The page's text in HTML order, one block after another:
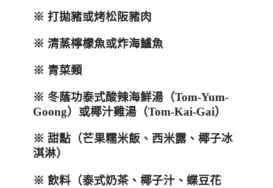
※ 打拋豬或烤松阪豬肉
※ 清蒸檸檬魚或炸海鱸魚
※ 青菜類
※ 冬蔭功泰式酸辣海鮮湯（Tom-Yum-
Goong）或椰汁雞湯（Tom-Kai-Gai）
※ 甜點（芒果糯米飯、西米露、椰子冰
淇淋）
※ 飲料（泰式奶茶、椰子汁、蝶豆花